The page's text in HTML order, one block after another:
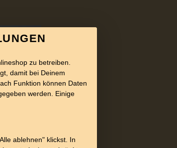
zu betreiben.
damit bei Deinem
Funktion können Daten
werden. Einige
ablehnen" klickst. In